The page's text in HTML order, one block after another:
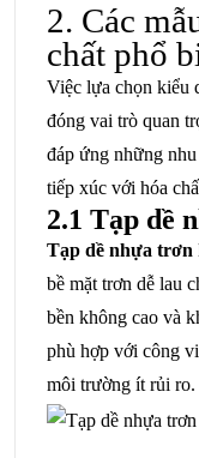
2. Các
chất phổ
Việc lựa chọn kiểu
đóng vai trò quan
đáp ứng những
tiếp xúc với hóa
2.1 Tạp dề
Tạp dề nhựa trơn
bề mặt trơn dễ lau
bền không cao và
phù hợp với công
môi trường ít rủi ro.